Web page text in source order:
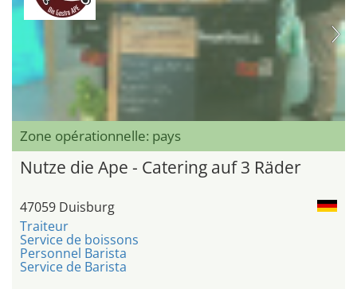
Zone opérationnelle: pays
Nutze die Ape - Catering auf 3 Räder
47059 Duisburg
Traiteur
Service de boissons
Personnel Barista
Service de Barista